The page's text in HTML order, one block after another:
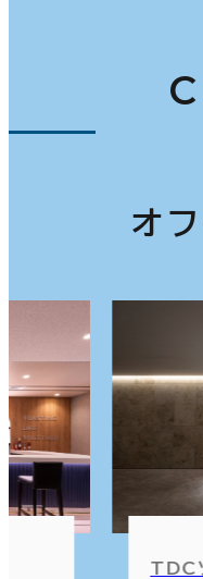
オ
TDC